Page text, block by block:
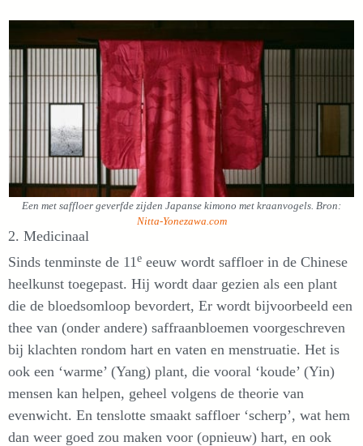
Een met saffloer geverfde zijden Japanse kimono met kraanvogels. Bron:
Nitta-Yonezawa.com
2. Medicinaal
Sinds tenminste de 11 e eeuw wordt saffloer in de Chinese
heelkunst toegepast. Hij wordt daar gezien als een plant
die de bloedsomloop bevordert, Er wordt bijvoorbeeld een
thee van (onder andere) saffraanbloemen voorgeschreven
bij klachten rondom hart en vaten en menstruatie. Het is
ook een ‘warme’ (Yang) plant, die vooral ‘koude’ (Yin)
mensen kan helpen, geheel volgens de theorie van
evenwicht. En tenslotte smaakt saffloer ‘scherp’, wat hem
dan weer goed zou maken voor (opnieuw) hart, en ook